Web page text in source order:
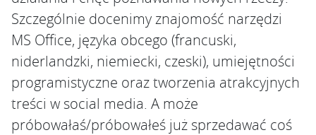
Szczególnie docenimy znajomość narzędzi
MS Office, języka obcego (francuski,
niderlandzki, niemiecki, czeski), umiejętności
programistyczne oraz tworzenia atrakcyjnych
treści w social media. A może
próbowałaś/próbowałeś już sprzedawać coś